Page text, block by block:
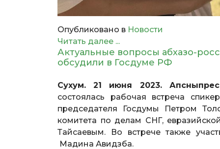
Опубликовано в Новости
Читать далее ...
Актуальные вопросы абхазо-
обсудили в Госдуме РФ
Сухум. 21 июня 2023.
состоялась рабочая встреча
председателя Госдумы Петром
комитета по делам СНГ,
Тайсаевым. Во встрече также
Мадина Авидзба.